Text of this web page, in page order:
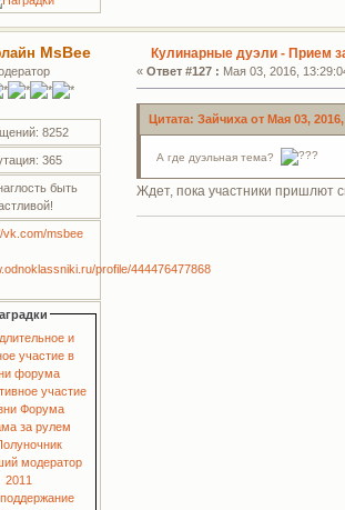
MsBee
8252
365
быть
Кулинарные дуэли - Прием
«Ответ #127 : Мая 03, 2016,
Цитата: Зайчиха от Мая 03,
А где дуэльная тема?
Ждет, пока участники пришлют